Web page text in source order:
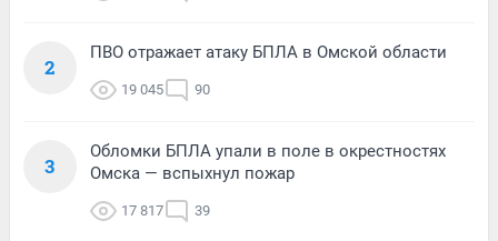
2
ПВО отражает атаку БПЛА в Омской области
19 045 90
3
Обломки БПЛА упали в поле в окрестностях
Омска — вспыхнул пожар
17 817 39